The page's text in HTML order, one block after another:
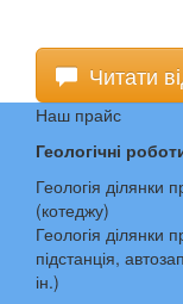
Читати
Наш прайс
Геологічні
Геологія ділянки
(котеджу)
Геологія ділянки
підстанція,
ін.)